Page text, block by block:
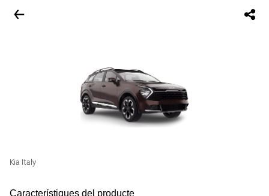
Kia Italy
Característiques del producte